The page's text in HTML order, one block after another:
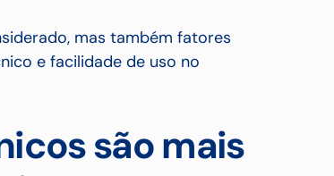
mas também fatores
e facilidade de uso no
são mais